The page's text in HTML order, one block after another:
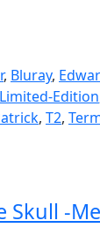
, Bluray,
Limited-Edition
, T2,
Skull -